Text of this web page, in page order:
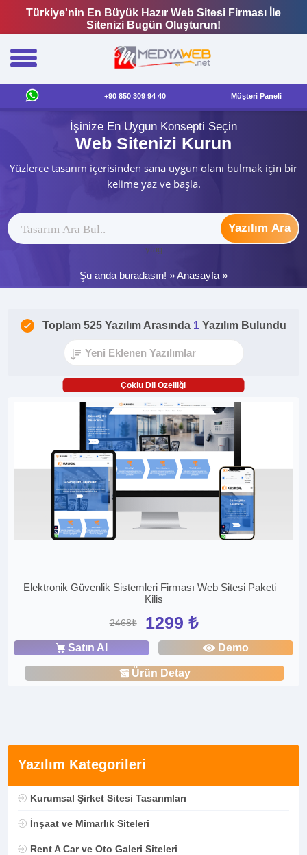
Türkiye'nin En Büyük Hazır Web Sitesi Firması İle
Sitenizi Bugün Oluşturun!
+90 850 309 94 40 Müşteri Paneli
İşinize En Uygun Konsepti Seçin
Web Sitenizi Kurun
Yüzlerce tasarım içerisinden sana uygun olanı bulmak için bir
kelime yaz ve başla.
Yazılım Ara
ytag
Şu anda buradasın! »Anasayfa »
Yazılım Kategorileri
Kurumsal Şirket Sitesi Tasarımları
İnşaat ve Mimarlık Siteleri
Rent A Car ve Oto Galeri Siteleri
Toplam 525 Yazılım Arasında 1 Yazılım Bulundu
Çoklu Dil Özelliği
Elektronik Güvenlik Sistemleri Firması Web Sitesi Paketi –
Kilis
2468₺ 1299 ₺
Satın Al Demo
Ürün Detay